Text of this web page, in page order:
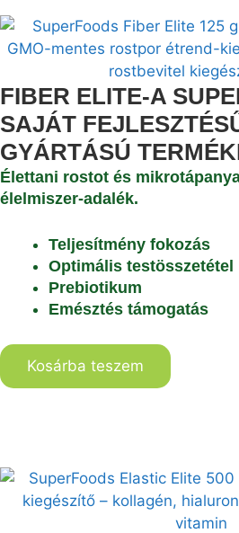
FIBER ELITE-A
SAJÁT
GYÁRTÁSÚ
Élettani rostot és
élelmiszer-adalék.
Teljesítmény fokozás
Optimális testösszetétel
Prebiotikum
Emésztés támogatás
Kosárba teszem